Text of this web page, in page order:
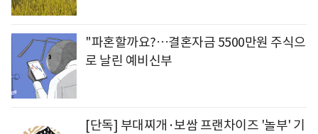
"파혼할까요?…결혼자금 5500만원 주식으
로 날린 예비신부
[단독] 부대찌개·보쌈 프랜차이즈 '놀부' 기